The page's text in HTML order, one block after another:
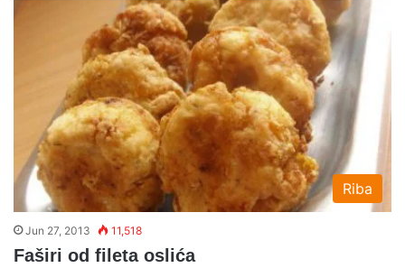
Riba
Jun 27, 2013 11,518
Faširi od fileta oslića